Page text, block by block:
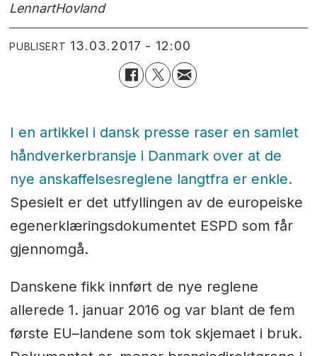
LennartHovland
PUBLISERT 13.03.2017 - 12:00
I en artikkel i dansk presse raser en samlet
håndverkerbransje i Danmark over at de
nye anskaffelsesreglene langtfra er enkle.
Spesielt er det utfyllingen av de europeiske
egenerklæringsdokumentet ESPD som får
gjennomgå.
Danskene fikk innført de nye reglene
allerede 1. januar 2016 og var blant de fem
første EU–landene som tok skjemaet i bruk.